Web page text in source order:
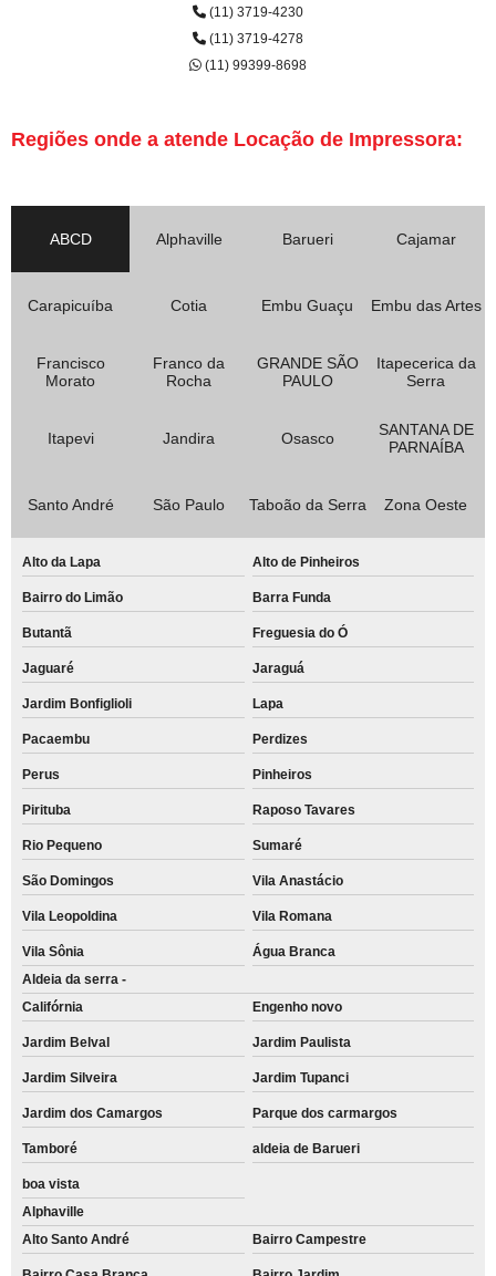
(11) 3719-4230
(11) 3719-4278
(11) 99399-8698
Regiões onde a atende Locação de Impressora:
ABCD Alphaville Barueri Cajamar
Carapicuíba Cotia Embu Guaçu Embu das Artes
Francisco
Morato
Franco da
Rocha
GRANDE SÃO
PAULO
Itapecerica da
Serra
Itapevi Jandira Osasco
SANTANA DE
PARNAÍBA
Santo André São Paulo Taboão da Serra Zona Oeste
Alto da Lapa Alto de Pinheiros
Bairro do Limão Barra Funda
Butantã Freguesia do Ó
Jaguaré Jaraguá
Jardim Bonfiglioli Lapa
Pacaembu Perdizes
Perus Pinheiros
Pirituba Raposo Tavares
Rio Pequeno Sumaré
São Domingos Vila Anastácio
Vila Leopoldina Vila Romana
Vila Sônia
Água Branca
Aldeia da serra -
Califórnia
Engenho novo
Jardim Belval Jardim Paulista
Jardim Silveira Jardim Tupanci
Jardim dos Camargos Parque dos carmargos
Tamboré aldeia de Barueri
boa vista
Alphaville
Alto Santo André
Bairro Campestre